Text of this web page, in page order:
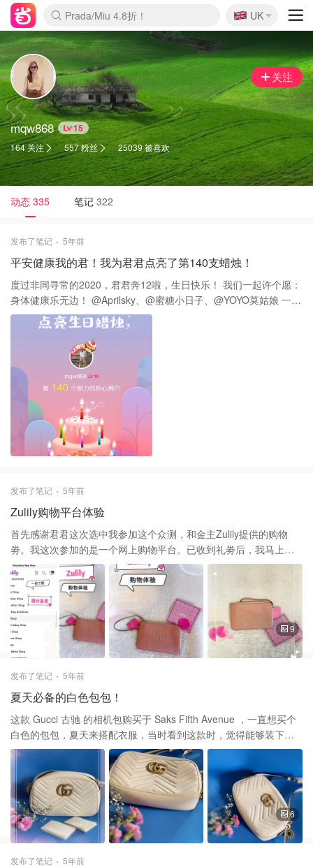
麦卢卡蜂蜜夏促！个位数！
Prada/Miu 4.8折！
啥？必胜客披萨5折！ 🇬🇧
UK
关注
mqw868 15
164 关注 557 粉丝 25039 被喜欢
动态 335 笔记 322
发布了笔记 5年前
平安健康我的君！我为君君点亮了第140支蜡烛！
度过非同寻常的2020，君君奔12啦，生日快乐！ 我们一起许个愿：
身体健康乐无边！ @Aprilsky、@蜜糖小日子、@YOYO莫姑娘 一起
点亮周年庆蜡烛，我们都要健健康康，平平安安！
发布了笔记 5年前
Zulily购物平台体验
首先感谢君君这次选中我参加这个众测，和金主Zulily提供的购物
劵。我这次参加的是一个网上购物平台。已收到礼劵后，我马上开
了个帐户就可以进行购物了。 🌟🌟网站介绍： Zulily的商品包罗万
象，种类丰富，价格优惠！居家生活，时尚服饰，厨房好物，电子
数码，彩妆护肤等等应有尽有，高品质好价格！多年来，Zulily将其
产品多样化，包括更多类别，例如女士服装，美容和保健，家居装
饰等等！ 🌟🌟🚛运输物流： Zulily上的产品直接来自供应商，因此
Zulily的运输时间通常为12天。但是Zulily有一些产品发货速度更快：
1-3天，这些产品在网站上会带有橙色飞船图标。如果亲在周五或周
六下订单，则在太平洋时间周日晚上11:59之前下达的后续订单将免
还是值得的。下了一单后，当天12:00之前还可以任意下单，不收邮
費用啦！ 🌟🌟购买操作 首先可以在网站或者下载app，登记注册了
会员，才能够看到产品和购买产品。 首页归类整理清晰，有些特別
的牌子、有ending soon 等，容易操作！ 购物体驗：🌟🌟🌟 我是星
期四下的单，发货超快，星期一就收到了。 我这次购买的是一个
Kate Spade的手拿包，想不到居然在这里都可以买到这个牌子，看
到这个樱花粉的，简直是颜值太高了，颜色粉嫩粉嫩的好喜欢。而
且实用性非常高，可以装下我的iPhone 12和一个小卡包，钥匙包、
还有一些零碎的东西，最适合出外遛狗或买点的东西。 Kate Spade
New York Black Nadine Leather Bi-fold Card Holder | Best Price
and Reviews | Zulily 总的来说这个平台还是非常棒的，日常生活中
9
发布了笔记 5年前
夏天必备的白色包包！
这款 Gucci 古驰 的相机包购买于 Saks Fifth Avenue ，一直想买个
白色的包包，夏天来搭配衣服，当时看到这款时，觉得能够装下夏
天出门的东西，而且复古金扣，很喜欢，而且能够用了礼卡，这样
就买了回来啦！ 这款相机包，白色单肩包，采用皮革面料绗缝设
计。马衔索和皮革肩带，正面徽标牌，背面绗缝徽标。主隔层拉链
开合，附有皮革拉袢，黄褐色仿麂皮绒内里，内附贴袋和徽标皮
牌。复古金色五金。尺寸约为：长 24cm x 高 15cm x 宽 7.5cm。
这款挺能装东西的，又不重，是夏天必备的单品！ 谢谢大家的支持
和喜欢❤️❤️这阵子打卡了好多，又要休息一段时间了。但还是会抽
点时间上来给大家点赞的。
6
发布了笔记 5年前